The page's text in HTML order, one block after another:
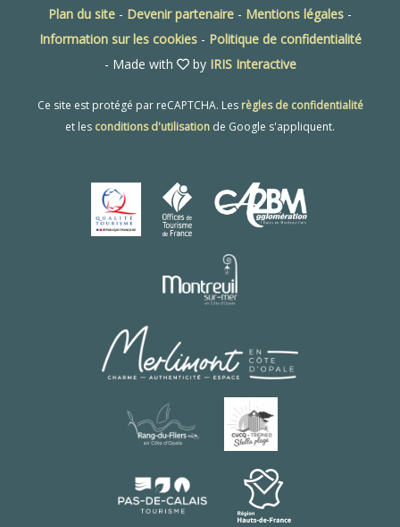
Plan du site - Devenir partenaire - Mentions légales -
Information sur les cookies- Politique de confidentialité
- Made with
by IRIS Interactive
Ce site est protégé par reCAPTCHA. Les règles de confidentialité
et les conditions d'utilisation de Google s'appliquent.